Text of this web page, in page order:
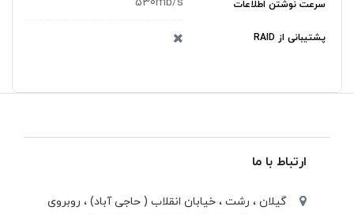
سرعت نوشتن اطلاعات
پشتیبانی از RAID
ارتباط با ما
گیلان ، رشت ، خيابان انقلاب ( حاجی آباد) ، روبروی